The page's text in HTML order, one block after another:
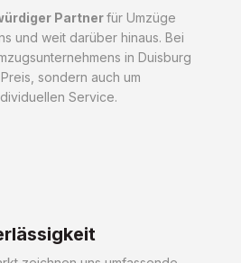
Partnerfür Umzüge
und weit darüber hinaus. Bei
in Duisburg
sondern auch um
Service.